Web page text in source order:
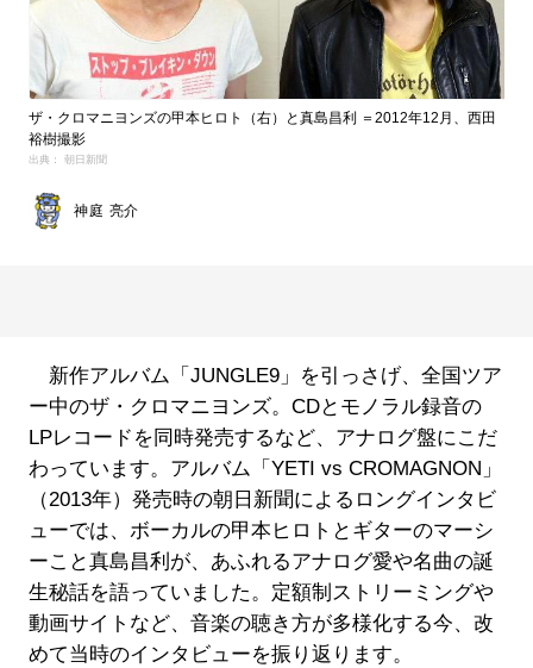
ザ・クロマニヨンズの甲本ヒロト（右）と真島昌利 ＝2012年12月、西田
裕樹撮影
出典： 朝日新聞
神庭 亮介
新作アルバム「JUNGLE9」を引っさげ、全国ツア
ー中のザ・クロマニヨンズ。CDとモノラル録音の
LPレコードを同時発売するなど、アナログ盤にこだ
わっています。アルバム「YETI vs CROMAGNON」
（2013年）発売時の朝日新聞によるロングインタビ
ューでは、ボーカルの甲本ヒロトとギターのマーシ
ーこと真島昌利が、あふれるアナログ愛や名曲の誕
生秘話を語っていました。定額制ストリーミングや
動画サイトなど、音楽の聴き方が多様化する今、改
めて当時のインタビューを振り返ります。